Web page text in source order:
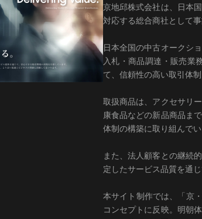
京地邱株式会社は、日本
対応する総合商社として事
日本全国の中古オークシ
入札・商品調達・販売業
て、信頼性の高い取引体制
取扱商品は、アクセサリ
康食品などの新品商品ま
体制の構築に取り組んでい
また、法人顧客との継続
定したサービス品質を通
本サイト制作では、「京
コンセプトに反映。明朝